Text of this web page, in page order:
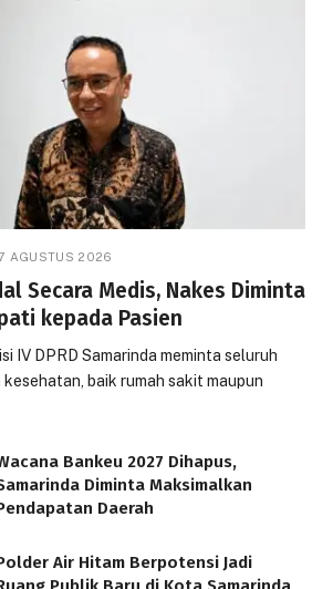
AGUSTUS 2026
Secara Medis, Nakes Diminta
kepada Pasien
IV DPRD Samarinda meminta seluruh
baik rumah sakit maupun
Bankeu 2027 Dihapus,
Diminta Maksimalkan
Daerah
Air Hitam Berpotensi Jadi